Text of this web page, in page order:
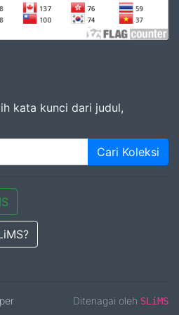
kata kunci dari judul,
Cari Koleksi
Ditenagai oleh SLiMS